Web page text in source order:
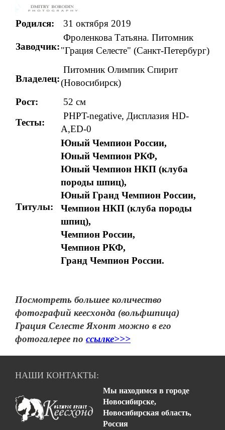
Родился: 31 октября 2019
Заводчик:
Фроленкова Татьяна. Питомник
"Грация Селесте" (Санкт-Петербург)
Владелец:
Питомник Олимпик Спирит
(Новосибирск)
Рост:
52 см
Тесты:
PHPT-negative, Дисплазия HD-
A,ED-0
Титулы:
Юный Чемпион России,
Юный Чемпион РКФ,
Юный Чемпион НКП (клуба
породы шпиц),
Юный Гранд Чемпион России,
Чемпион НКП (клуба породы
шпиц),
Чемпион России,
Чемпион РКФ,
Гранд Чемпион России.
Посмотреть большее количество
фотографий кеесхонда (вольфшпица)
Грация Селесте Яхонт можно в его
фотогалерее по ссылке>>>
НАШИ КОНТАКТЫ:
Мы находимся в городе
Новосибирске,
Новосибирская область,
Россия